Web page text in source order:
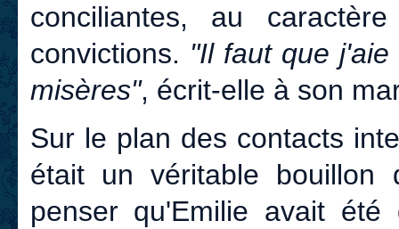
conciliantes, au
convictions. "Il faut que
misères", écrit-elle à son
Sur le plan des contacts
était un véritable bouillon
penser qu'Emilie avait